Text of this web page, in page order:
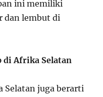
ini memiliki
dan lembut di
di Afrika Selatan
Selatan juga berarti